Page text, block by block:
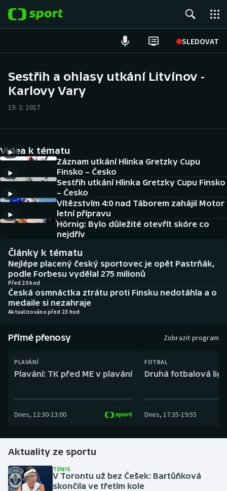
SLEDOVAT
Hokej
Cyklistika
DALŠÍ SPORTY
Americký fotbal
Baseball a softbal
Basketbal
Biatlon
Boby a skeleton
Box
Curling
Golf
Gymnastika
NEPŘEHLÉDNĚTE
Historické návraty
Aplikace ČT sport
AZ kvíz
Sestřih a ohlasy utkání Litvínov -
Karlovy Vary
19. 2. 2017
Videa k tématu
Záznam utkání Hlinka Gretzky Cupu
Finsko – Česko
Sestřih utkání Hlinka Gretzky Cupu Finsko
– Česko
Vítězstvím 4:0 nad Táborem zahájil Motor
letní přípravu
Hörnig: Bylo důležité otevřít skóre co
nejdřív
Články k tématu
Nejlépe placený český sportovec je opět Pastrňák,
podle Forbesu vydělal 275 milionů
Před 20 hod
Česká osmnáctka ztrátu proti Finsku nedotáhla a o
medaile si nezahraje
Aktualizováno před 23 hod
Přímé přenosy Zobrazit program
PLAVÁNÍ
Plavání: TK před ME v plavání
Dnes, 12:30-13:00
FOTBAL
Druhá fotbalová
Dnes, 17:35-19:55
Aktuality ze sportu
TENIS
V Torontu už bez Češek: Bartůňková
skončila ve třetím kole